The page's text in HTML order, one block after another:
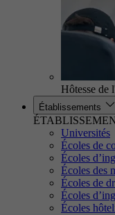
Hôtesse de
Établissements
Universités
Écoles de
Écoles
Écoles des
Écoles de
Écoles
Écoles